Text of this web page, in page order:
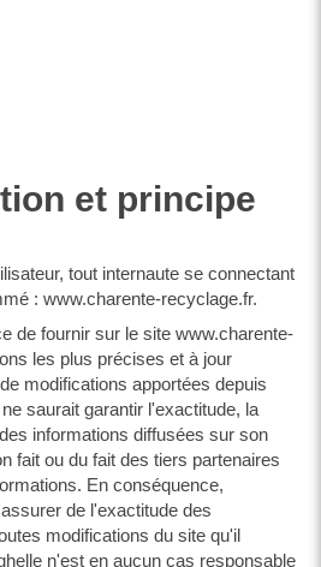
et principe
tout internaute se connectant
: www.charente-recyclage.fr.
de fournir sur le site www.charente-
les plus précises et à jour
modifications apportées depuis
saurait garantir l'exactitude, la
informations diffusées sur son
fait ou du fait des tiers partenaires
En conséquence,
de l'exactitude des
modifications du site qu'il
n'est en aucun cas responsable